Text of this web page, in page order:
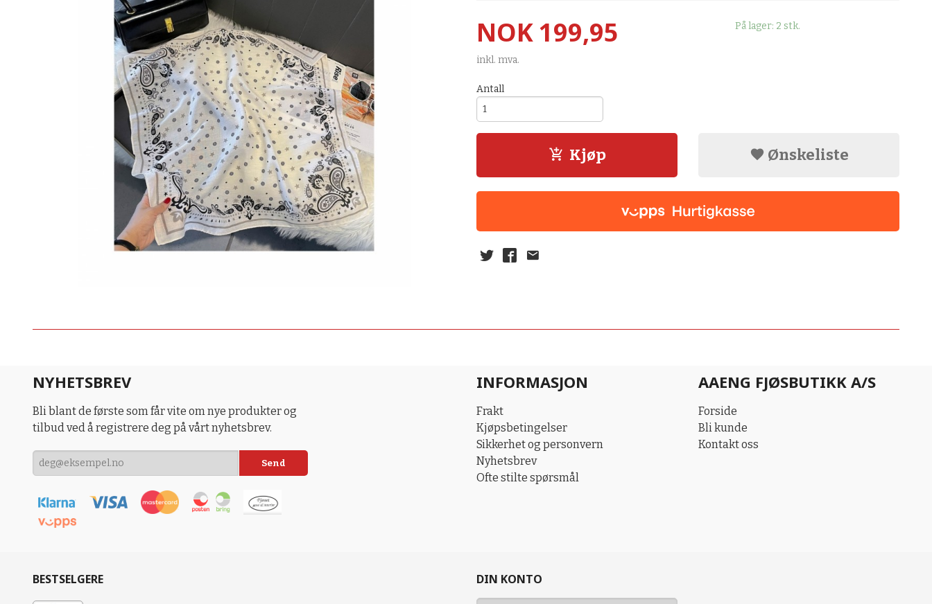
Pris
NOK199,95
inkl. mva.
På lager: 2 stk.
Antall
Kjøp Ønskeliste
NYHETSBREV
Bli blant de første som får vite om nye produkter og
tilbud ved å registrere deg på vårt nyhetsbrev.
INFORMASJON
Frakt
Kjøpsbetingelser
Sikkerhet og personvern
Nyhetsbrev
Ofte stilte spørsmål
AAENG FJØSBUTIKK A/S
Forside
Bli kunde
Kontakt oss
BESTSELGERE DIN KONTO